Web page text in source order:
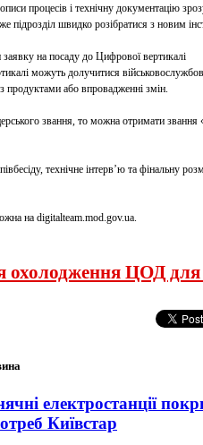
описи процесів і технічну документацію
підрозділ швидко розібратися з новим
на посаду до Цифрової вертикалі
можуть долучитися
з продуктами або впровадженні змін.
звання, то можна отримати
технічне інтерв’ю та фінальну
на digitalteam.mod.gov.ua.
охолодження ЦОД
електростанції
Київстар